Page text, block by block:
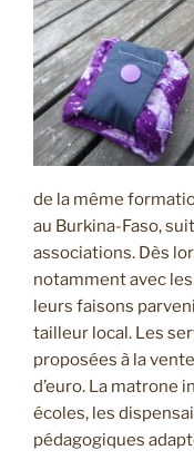
de la même
au Burkina-Faso,
associations. Dès
notamment avec
leurs faisons
tailleur local. Les
proposées à la
d’euro. La matrone
écoles, les
pédagogiques